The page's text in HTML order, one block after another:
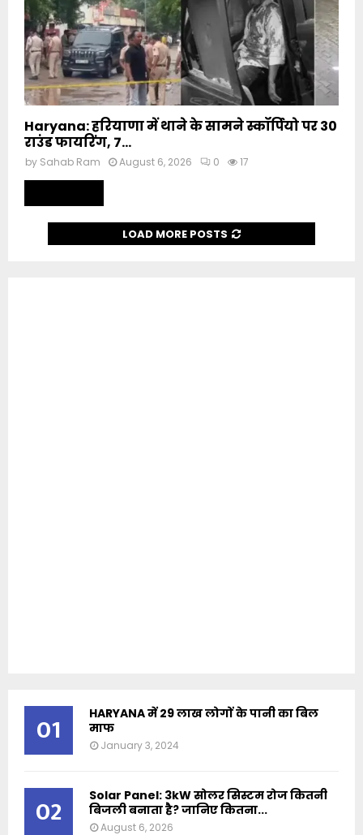
Haryana: हरियाणा में थाने के सामने स्कॉर्पियो पर 30
राउंड फायरिंग, 7...
by Sahab Ram August 6, 2026 0 17
LOAD MORE POSTS
01
HARYANA में 29 लाख लोगों के पानी का बिल
माफ
January 3, 2024
02
Solar Panel: 3kW सोलर सिस्टम रोज कितनी
बिजली बनाता है? जानिए कितना...
August 6, 2026